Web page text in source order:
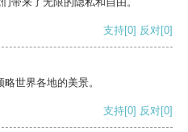
支持[0] 反对[0]
世界各地的美景。
支持[0] 反对[0]